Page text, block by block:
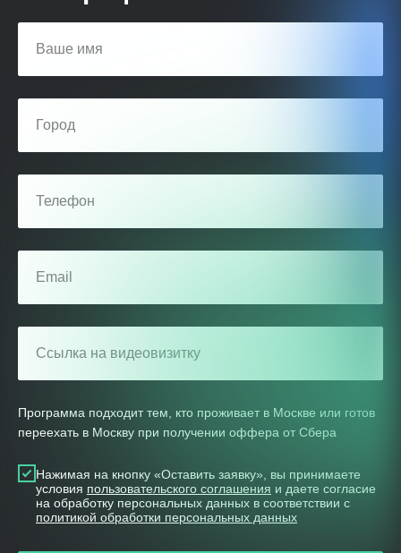
Ваше имя
Город
Телефон
Email
Ссылка на видеовизитку
Программа подходит тем, кто проживает в Москве или готов
переехать в Москву при получении оффера от Сбера
Нажимая на кнопку «Оставить заявку», вы принимаете
условия пользовательского соглашения и даете согласие
на обработку персональных данных в соответствии с
политикой обработки персональных данных